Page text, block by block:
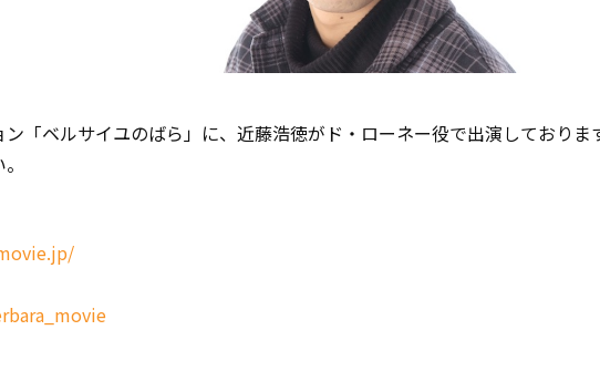
「ベルサイユのばら」に、近藤浩徳がド・ローネー役で出演しておりま